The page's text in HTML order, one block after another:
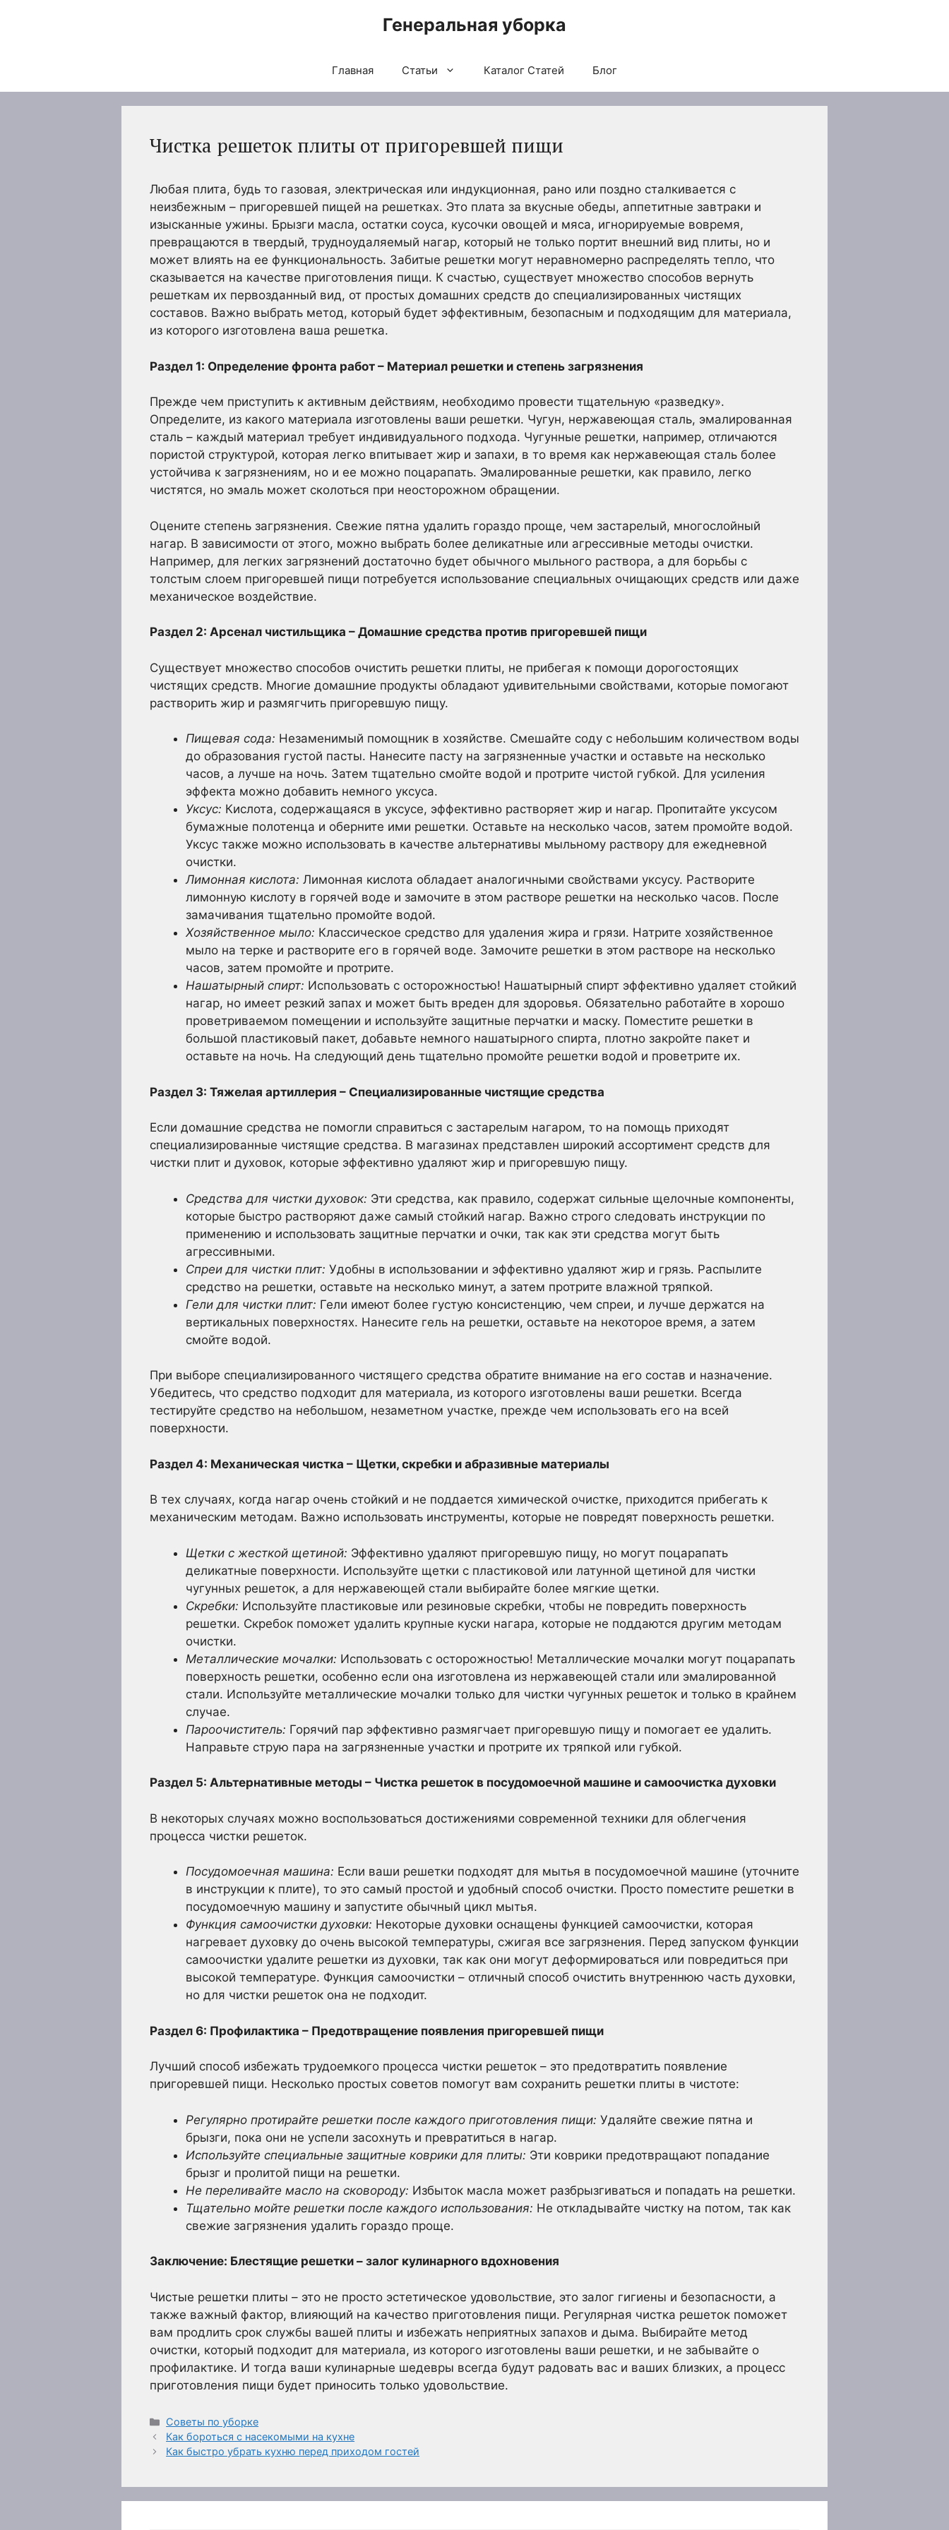
Генеральная уборка
Главная Статьи Каталог Статей Блог
Чистка решеток плиты от пригоревшей пищи
Любая плита, будь то газовая, электрическая или индукционная, рано или поздно сталкивается с
неизбежным – пригоревшей пищей на решетках. Это плата за вкусные обеды, аппетитные завтраки и
изысканные ужины. Брызги масла, остатки соуса, кусочки овощей и мяса, игнорируемые вовремя,
превращаются в твердый, трудноудаляемый нагар, который не только портит внешний вид плиты, но и
может влиять на ее функциональность. Забитые решетки могут неравномерно распределять тепло, что
сказывается на качестве приготовления пищи. К счастью, существует множество способов вернуть
решеткам их первозданный вид, от простых домашних средств до специализированных чистящих
составов. Важно выбрать метод, который будет эффективным, безопасным и подходящим для материала,
из которого изготовлена ваша решетка.
Раздел 1: Определение фронта работ – Материал решетки и степень загрязнения
Прежде чем приступить к активным действиям, необходимо провести тщательную «разведку».
Определите, из какого материала изготовлены ваши решетки. Чугун, нержавеющая сталь, эмалированная
сталь – каждый материал требует индивидуального подхода. Чугунные решетки, например, отличаются
пористой структурой, которая легко впитывает жир и запахи, в то время как нержавеющая сталь более
устойчива к загрязнениям, но и ее можно поцарапать. Эмалированные решетки, как правило, легко
чистятся, но эмаль может сколоться при неосторожном обращении.
Оцените степень загрязнения. Свежие пятна удалить гораздо проще, чем застарелый, многослойный
нагар. В зависимости от этого, можно выбрать более деликатные или агрессивные методы очистки.
Например, для легких загрязнений достаточно будет обычного мыльного раствора, а для борьбы с
толстым слоем пригоревшей пищи потребуется использование специальных очищающих средств или даже
механическое воздействие.
Раздел 2: Арсенал чистильщика – Домашние средства против пригоревшей пищи
Существует множество способов очистить решетки плиты, не прибегая к помощи дорогостоящих
чистящих средств. Многие домашние продукты обладают удивительными свойствами, которые помогают
растворить жир и размягчить пригоревшую пищу.
Пищевая сода: Незаменимый помощник в хозяйстве. Смешайте соду с небольшим количеством воды
до образования густой пасты. Нанесите пасту на загрязненные участки и оставьте на несколько
часов, а лучше на ночь. Затем тщательно смойте водой и протрите чистой губкой. Для усиления
эффекта можно добавить немного уксуса.
Уксус: Кислота, содержащаяся в уксусе, эффективно растворяет жир и нагар. Пропитайте уксусом
бумажные полотенца и оберните ими решетки. Оставьте на несколько часов, затем промойте водой.
Уксус также можно использовать в качестве альтернативы мыльному раствору для ежедневной
очистки.
Лимонная кислота: Лимонная кислота обладает аналогичными свойствами уксусу. Растворите
лимонную кислоту в горячей воде и замочите в этом растворе решетки на несколько часов. После
замачивания тщательно промойте водой.
Хозяйственное мыло: Классическое средство для удаления жира и грязи. Натрите хозяйственное
мыло на терке и растворите его в горячей воде. Замочите решетки в этом растворе на несколько
часов, затем промойте и протрите.
Нашатырный спирт: Использовать с осторожностью! Нашатырный спирт эффективно удаляет стойкий
нагар, но имеет резкий запах и может быть вреден для здоровья. Обязательно работайте в хорошо
проветриваемом помещении и используйте защитные перчатки и маску. Поместите решетки в
большой пластиковый пакет, добавьте немного нашатырного спирта, плотно закройте пакет и
оставьте на ночь. На следующий день тщательно промойте решетки водой и проветрите их.
Раздел 3: Тяжелая артиллерия – Специализированные чистящие средства
Если домашние средства не помогли справиться с застарелым нагаром, то на помощь приходят
специализированные чистящие средства. В магазинах представлен широкий ассортимент средств для
чистки плит и духовок, которые эффективно удаляют жир и пригоревшую пищу.
Средства для чистки духовок: Эти средства, как правило, содержат сильные щелочные компоненты,
которые быстро растворяют даже самый стойкий нагар. Важно строго следовать инструкции по
применению и использовать защитные перчатки и очки, так как эти средства могут быть
агрессивными.
Спреи для чистки плит: Удобны в использовании и эффективно удаляют жир и грязь. Распылите
средство на решетки, оставьте на несколько минут, а затем протрите влажной тряпкой.
Гели для чистки плит: Гели имеют более густую консистенцию, чем спреи, и лучше держатся на
вертикальных поверхностях. Нанесите гель на решетки, оставьте на некоторое время, а затем
смойте водой.
При выборе специализированного чистящего средства обратите внимание на его состав и назначение.
Убедитесь, что средство подходит для материала, из которого изготовлены ваши решетки. Всегда
тестируйте средство на небольшом, незаметном участке, прежде чем использовать его на всей
поверхности.
Раздел 4: Механическая чистка – Щетки, скребки и абразивные материалы
В тех случаях, когда нагар очень стойкий и не поддается химической очистке, приходится прибегать к
механическим методам. Важно использовать инструменты, которые не повредят поверхность решетки.
Щетки с жесткой щетиной: Эффективно удаляют пригоревшую пищу, но могут поцарапать
деликатные поверхности. Используйте щетки с пластиковой или латунной щетиной для чистки
чугунных решеток, а для нержавеющей стали выбирайте более мягкие щетки.
Скребки: Используйте пластиковые или резиновые скребки, чтобы не повредить поверхность
решетки. Скребок поможет удалить крупные куски нагара, которые не поддаются другим методам
очистки.
Металлические мочалки: Использовать с осторожностью! Металлические мочалки могут поцарапать
поверхность решетки, особенно если она изготовлена из нержавеющей стали или эмалированной
стали. Используйте металлические мочалки только для чистки чугунных решеток и только в крайнем
случае.
Пароочиститель: Горячий пар эффективно размягчает пригоревшую пищу и помогает ее удалить.
Направьте струю пара на загрязненные участки и протрите их тряпкой или губкой.
Раздел 5: Альтернативные методы – Чистка решеток в посудомоечной машине и самоочистка духовки
В некоторых случаях можно воспользоваться достижениями современной техники для облегчения
процесса чистки решеток.
Посудомоечная машина: Если ваши решетки подходят для мытья в посудомоечной машине (уточните
в инструкции к плите), то это самый простой и удобный способ очистки. Просто поместите решетки в
посудомоечную машину и запустите обычный цикл мытья.
Функция самоочистки духовки: Некоторые духовки оснащены функцией самоочистки, которая
нагревает духовку до очень высокой температуры, сжигая все загрязнения. Перед запуском функции
самоочистки удалите решетки из духовки, так как они могут деформироваться или повредиться при
высокой температуре. Функция самоочистки – отличный способ очистить внутреннюю часть духовки,
но для чистки решеток она не подходит.
Раздел 6: Профилактика – Предотвращение появления пригоревшей пищи
Лучший способ избежать трудоемкого процесса чистки решеток – это предотвратить появление
пригоревшей пищи. Несколько простых советов помогут вам сохранить решетки плиты в чистоте:
Регулярно протирайте решетки после каждого приготовления пищи: Удаляйте свежие пятна и
брызги, пока они не успели засохнуть и превратиться в нагар.
Используйте специальные защитные коврики для плиты: Эти коврики предотвращают попадание
брызг и пролитой пищи на решетки.
Не переливайте масло на сковороду: Избыток масла может разбрызгиваться и попадать на решетки.
Тщательно мойте решетки после каждого использования: Не откладывайте чистку на потом, так как
свежие загрязнения удалить гораздо проще.
Заключение: Блестящие решетки – залог кулинарного вдохновения
Чистые решетки плиты – это не просто эстетическое удовольствие, это залог гигиены и безопасности, а
также важный фактор, влияющий на качество приготовления пищи. Регулярная чистка решеток поможет
вам продлить срок службы вашей плиты и избежать неприятных запахов и дыма. Выбирайте метод
очистки, который подходит для материала, из которого изготовлены ваши решетки, и не забывайте о
профилактике. И тогда ваши кулинарные шедевры всегда будут радовать вас и ваших близких, а процесс
приготовления пищи будет приносить только удовольствие.
Рубрики
Советы по уборке
Как бороться с насекомыми на кухне
Как быстро убрать кухню перед приходом гостей